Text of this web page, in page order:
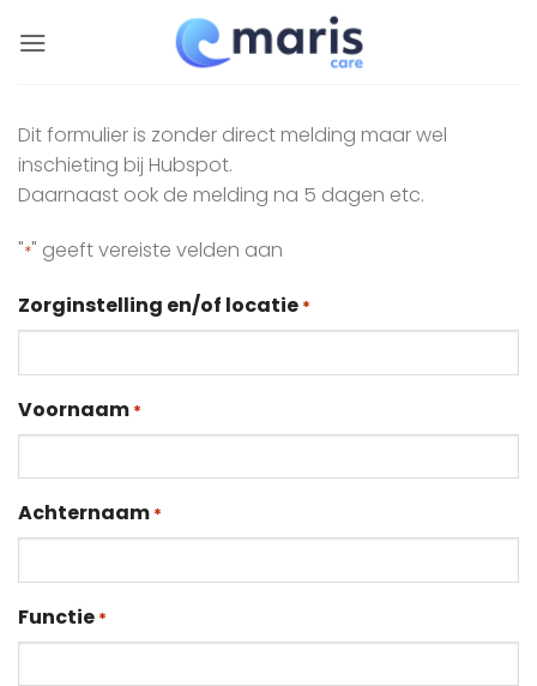
naar
Dit formulier is zonder direct melding maar wel
inschieting bij Hubspot.
Daarnaast ook de melding na 5 dagen etc.
"*" geeft vereiste velden aan
Zorginstelling en/of locatie *
Voornaam *
Achternaam *
Functie *